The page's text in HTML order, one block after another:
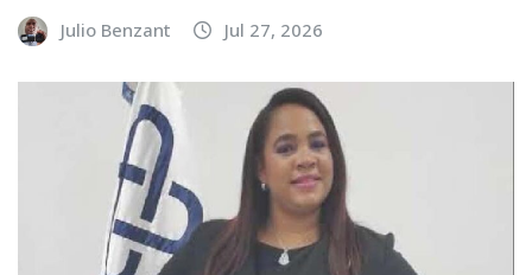
Julio Benzant Jul 27, 2026